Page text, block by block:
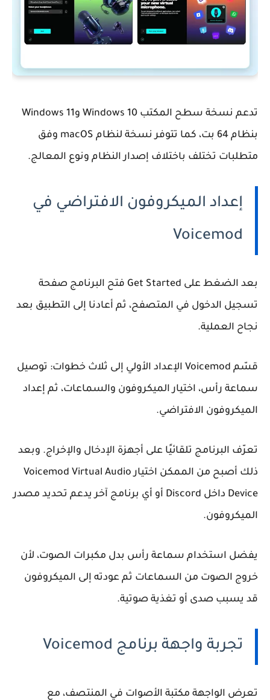
تدعم نسخة سطح المكتب Windows 10 وWindows 11
بنظام 64 بت، كما تتوفر نسخة لنظام macOS وفق
متطلبات تختلف باختلاف إصدار النظام ونوع المعالج.
إعداد الميكروفون الافتراضي في
Voicemod
بعد الضغط على Get Started فتح البرنامج صفحة
تسجيل الدخول في المتصفح، ثم أعادنا إلى التطبيق بعد
نجاح العملية.
قسّم Voicemod الإعداد الأولي إلى ثلاث خطوات: توصيل
سماعة رأس، اختيار الميكروفون والسماعات، ثم إعداد
الميكروفون الافتراضي.
تعرّف البرنامج تلقائيًا على أجهزة الإدخال والإخراج. وبعد
ذلك أصبح من الممكن اختيار Voicemod Virtual Audio
Device داخل Discord أو أي برنامج آخر يدعم تحديد مصدر
الميكروفون.
يفضل استخدام سماعة رأس بدل مكبرات الصوت، لأن
خروج الصوت من السماعات ثم عودته إلى الميكروفون
قد يسبب صدى أو تغذية صوتية.
تجربة واجهة برنامج Voicemod
تعرض الواجهة مكتبة الأصوات في المنتصف، مع